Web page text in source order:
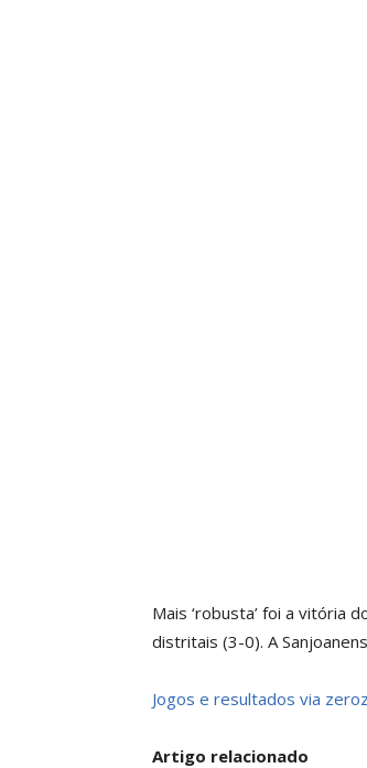
Mais ‘robusta’ foi a vitória
distritais (3-0). A
Jogos e resultados via
Artigo relacionado